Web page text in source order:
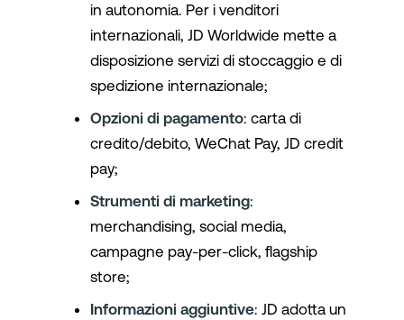
in autonomia. Per i venditori
internazionali, JD Worldwide mette a
disposizione servizi di stoccaggio e di
spedizione internazionale;
Opzioni di pagamento: carta di
credito/debito, WeChat Pay, JD credit
pay;
Strumenti di marketing:
merchandising, social media,
campagne pay-per-click, flagship
store;
Informazioni aggiuntive: JD adotta un